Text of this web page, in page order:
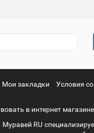
Мои закладки Условия
в интернет
Муравей RU